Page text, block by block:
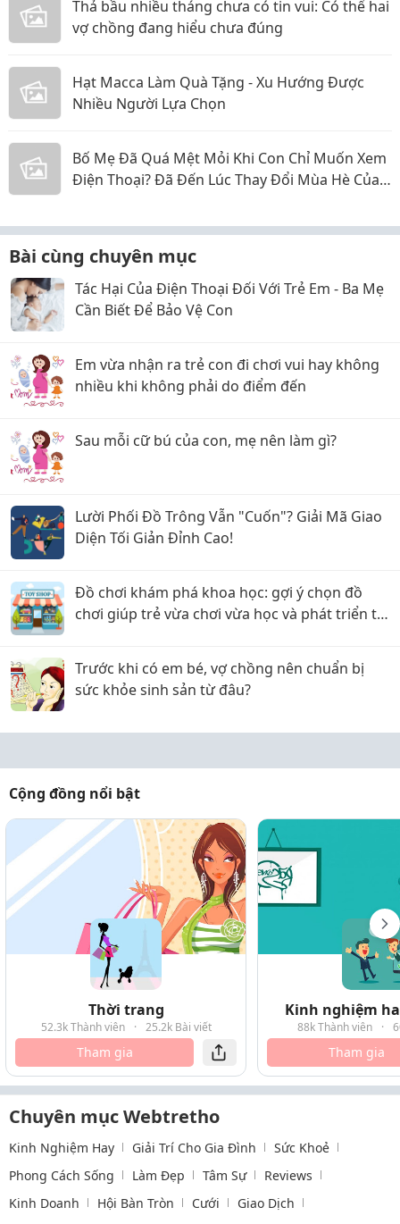
Thả bầu nhiều tháng chưa có tin vui: Có thể hai
vợ chồng đang hiểu chưa đúng
Hạt Macca Làm Quà Tặng - Xu Hướng Được
Nhiều Người Lựa Chọn
Bố Mẹ Đã Quá Mệt Mỏi Khi Con Chỉ Muốn Xem
Điện Thoại? Đã Đến Lúc Thay Đổi Mùa Hè Của
Bài cùng chuyên mục
Tác Hại Của Điện Thoại Đối Với Trẻ Em - Ba Mẹ
Cần Biết Để Bảo Vệ Con
Em vừa nhận ra trẻ con đi chơi vui hay không
nhiều khi không phải do điểm đến
Sau mỗi cữ bú của con, mẹ nên làm gì?
Lười Phối Đồ Trông Vẫn "Cuốn"? Giải Mã Giao
Diện Tối Giản Đỉnh Cao!
Đồ chơi khám phá khoa học: gợi ý chọn đồ
chơi giúp trẻ vừa chơi vừa học và phát triển tư
Trước khi có em bé, vợ chồng nên chuẩn bị
sức khỏe sinh sản từ đâu?
Cộng đồng nổi bật
Thời trang
52.3k Thành viên · 25.2k Bài viết
Tham gia
Kinh nghiệm
88k Thành viên ·
Tham gia
Chuyên mục Webtretho
Kinh Nghiệm Hay Giải Trí Cho Gia Đình
Sức Khoẻ
Phong Cách Sống
Làm Đẹp Tâm Sự
Reviews
Kinh Doanh
Hội Bàn Tròn Cưới
Giao Dịch